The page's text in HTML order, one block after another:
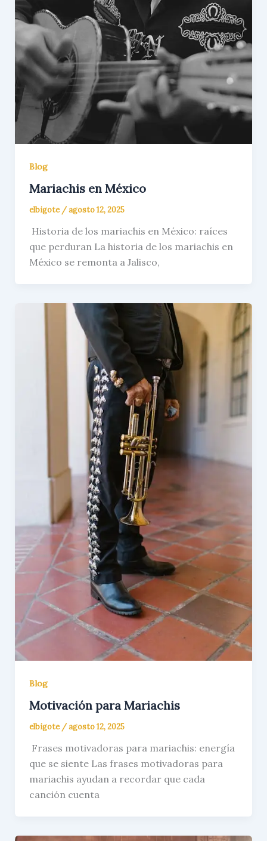
Blog
Mariachis en México
elbigote/agosto 12, 2025
Historia de los mariachis en México: raíces
que perduran La historia de los mariachis en
México se remonta a Jalisco,
Blog
Motivación para Mariachis
elbigote/agosto 12, 2025
Frases motivadoras para mariachis: energía
que se siente Las frases motivadoras para
mariachis ayudan a recordar que cada
canción cuenta